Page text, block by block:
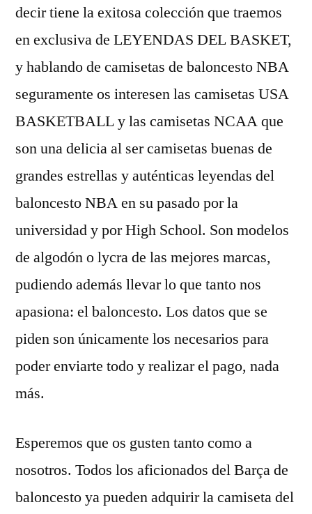
decir tiene la exitosa colección que traemos
en exclusiva de LEYENDAS DEL BASKET,
y hablando de camisetas de baloncesto NBA
seguramente os interesen las camisetas USA
BASKETBALL y las camisetas NCAA que
son una delicia al ser camisetas buenas de
grandes estrellas y auténticas leyendas del
baloncesto NBA en su pasado por la
universidad y por High School. Son modelos
de algodón o lycra de las mejores marcas,
pudiendo además llevar lo que tanto nos
apasiona: el baloncesto. Los datos que se
piden son únicamente los necesarios para
poder enviarte todo y realizar el pago, nada
más.
Esperemos que os gusten tanto como a
nosotros. Todos los aficionados del Barça de
baloncesto ya pueden adquirir la camiseta del